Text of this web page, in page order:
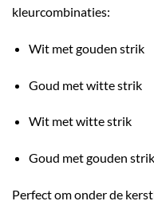
kleurcombinaties:
Wit met gouden strik
Goud met witte strik
Wit met witte strik
Goud met gouden strik
Perfect om onder de